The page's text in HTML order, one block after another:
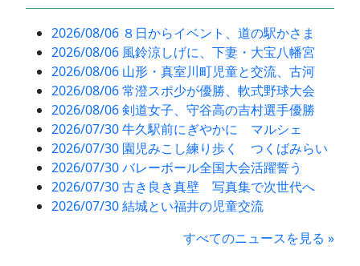
2026/08/06 ８日からイベント、道の駅かさま
2026/08/06 風鈴涼しげに、下妻・大宝八幡宮
2026/08/06 山形・真室川町児童と交流、古河
2026/08/06 常澄スポ少が優勝、軟式野球大会
2026/08/06 剣道女子、守谷高の吉村選手優勝
2026/07/30 牛久駅前にぎやかに マルシェ
2026/07/30 園児みこし練り歩く つくばみらい
2026/07/30 バレーボール全国大会活躍誓う
2026/07/30 古き良き真壁 写真集で次世代へ
2026/07/30 結城とい福井の児童交流
すべてのニュースを見る »